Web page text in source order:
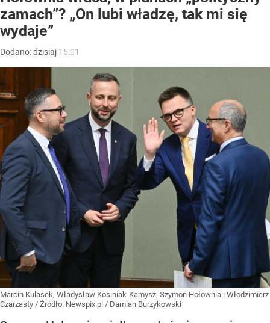
zamach”? „On lubi władzę, tak mi się
wydaje”
Dodano:dzisiaj 15:01
Marcin Kulasek, Władysław Kosiniak-Kamysz, Szymon Hołownia i Włodzimierz
Czarzasty / Źródło: Newspix.pl / Damian Burzykowski